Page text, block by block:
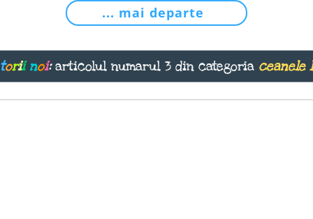
... mai departe
torii noi:articolul numarul 3 din categoria ceanele